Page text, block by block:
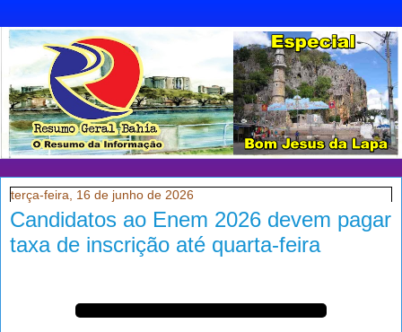
terça-feira, 16 de junho de 2026
Candidatos ao Enem 2026 devem pagar
taxa de inscrição até quarta-feira